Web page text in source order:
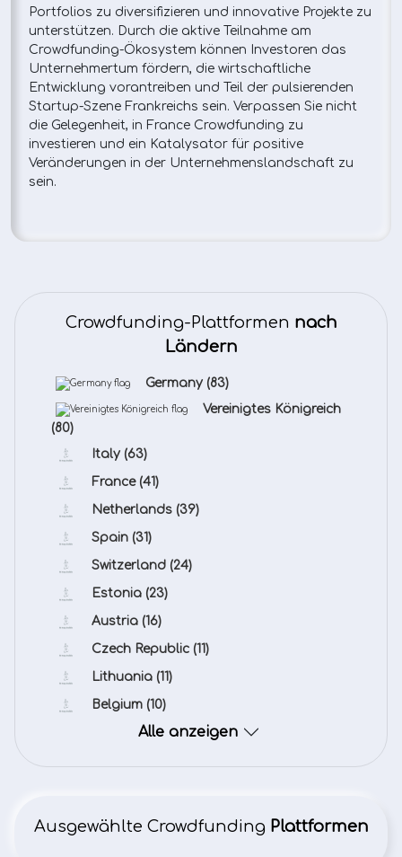
Portfolios zu diversifizieren und innovative Projekte zu
unterstützen. Durch die aktive Teilnahme am
Crowdfunding-Ökosystem können Investoren das
Unternehmertum fördern, die wirtschaftliche
Entwicklung vorantreiben und Teil der pulsierenden
Startup-Szene Frankreichs sein. Verpassen Sie nicht
die Gelegenheit, in France Crowdfunding zu
investieren und ein Katalysator für positive
Veränderungen in der Unternehmenslandschaft zu
sein.
Crowdfunding-Plattformen nach
Ländern
Germany (83)
Vereinigtes Königreich
(80)
Italy (63)
France (41)
Netherlands (39)
Spain (31)
Switzerland (24)
Estonia (23)
Austria (16)
Czech Republic (11)
Lithuania (11)
Belgium (10)
Alle anzeigen
Ausgewählte Crowdfunding Plattformen